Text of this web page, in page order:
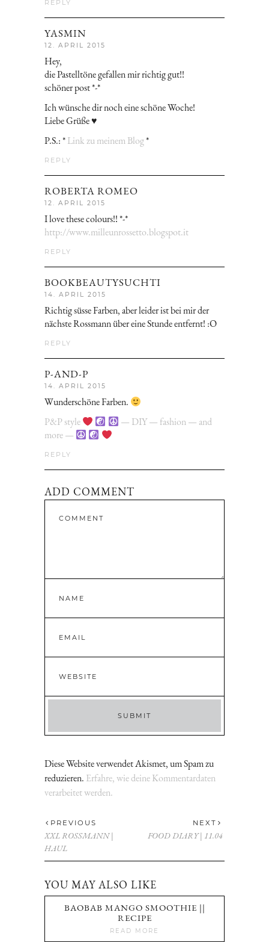
REPLY
YASMIN
12. APRIL 2015
Hey,
die Pastelltöne gefallen mir richtig gut!!
schöner post *-*
Ich wünsche dir noch eine schöne Woche!
Liebe Grüße ♥
P.S.: *Link zu meinem Blog*
REPLY
ROBERTA ROMEO
12. APRIL 2015
I love these colours!! *-*
http://www.milleunrossetto.blogspot.it
REPLY
BOOKBEAUTYSUCHTI
14. APRIL 2015
Richtig süsse Farben, aber leider ist bei mir der
nächste Rossmann über eine Stunde entfernt! :O
REPLY
P-AND-P
14. APRIL 2015
Wunderschöne Farben.
P&P style
— DIY — fashion — and
more —
REPLY
ADD COMMENT
Diese Website verwendet Akismet, um Spam zu
reduzieren. Erfahre, wie deine Kommentardaten
verarbeitet werden.
PREVIOUS
XXL ROSSMANN |
HAUL
NEXT
FOOD DIARY | 11.04
YOU MAY ALSO LIKE
BAOBAB MANGO SMOOTHIE ||
RECIPE
READ MORE